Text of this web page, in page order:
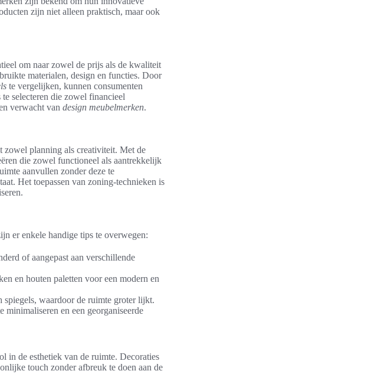
zijn niet alleen praktisch, maar ook
om naar zowel de prijs als de kwaliteit
materialen, design en functies. Door
te vergelijken, kunnen consumenten
selecteren die zowel financieel
verwacht van design meubelmerken.
zowel planning als creativiteit. Met de
die zowel functioneel als aantrekkelijk
aanvullen zonder deze te
Het toepassen van zoning-technieken is
er enkele handige tips te overwegen:
of aangepast aan verschillende
en houten paletten voor een modern en
waardoor de ruimte groter lijkt.
en een georganiseerde
in de esthetiek van de ruimte. Decoraties
touch zonder afbreuk te doen aan de